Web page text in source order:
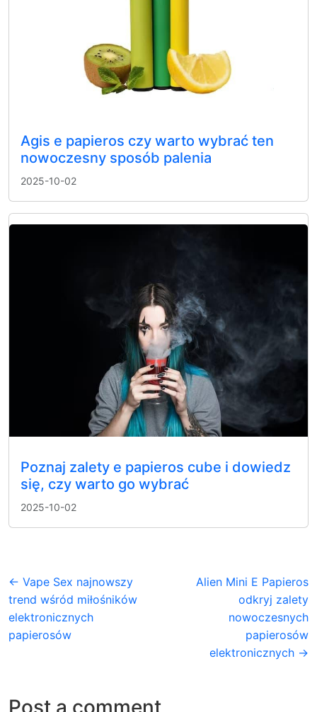
Agis e papieros czy warto wybrać ten
nowoczesny sposób palenia
2025-10-02
Poznaj zalety e papieros cube i dowiedz
się, czy warto go wybrać
2025-10-02
← Vape Sex najnowszy
trend wśród miłośników
elektronicznych
papierosów
Alien Mini E Papieros
odkryj zalety
nowoczesnych
papierosów
elektronicznych →
Post a comment